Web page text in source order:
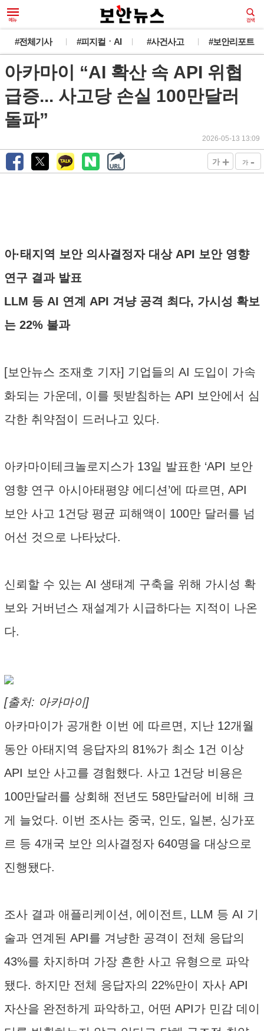
#전체기사 #피지컬ㆍAI #사건사고 #보안리포트
아카마이 “AI 확산 속 API 위협
급증... 사고당 손실 100만달러
돌파”
2026-05-13 13:09
가 + 가 -
아·태지역 보안 의사결정자 대상 API 보안 영향
연구 결과 발표
LLM 등 AI 연계 API 겨냥 공격 최다, 가시성 확보
는 22% 불과
[보안뉴스 조재호 기자] 기업들의 AI 도입이 가속
화되는 가운데, 이를 뒷받침하는 API 보안에서 심
각한 취약점이 드러나고 있다.
아카마이테크놀로지스가 13일 발표한 ‘API 보안
영향 연구 아시아태평양 에디션’에 따르면, API
보안 사고 1건당 평균 피해액이 100만 달러를 넘
어선 것으로 나타났다.
신뢰할 수 있는 AI 생태계 구축을 위해 가시성 확
보와 거버넌스 재설계가 시급하다는 지적이 나온
다.
[출처: 아카마이]
아카마이가 공개한 이번 에 따르면, 지난 12개월
동안 아태지역 응답자의 81%가 최소 1건 이상
API 보안 사고를 경험했다. 사고 1건당 비용은
100만달러를 상회해 전년도 58만달러에 비해 크
게 늘었다. 이번 조사는 중국, 인도, 일본, 싱가포
르 등 4개국 보안 의사결정자 640명을 대상으로
진행됐다.
조사 결과 애플리케이션, 에이전트, LLM 등 AI 기
술과 연계된 API를 겨냥한 공격이 전체 응답의
43%를 차지하며 가장 흔한 사고 유형으로 파악
됐다. 하지만 전체 응답자의 22%만이 자사 API
자산을 완전하게 파악하고, 어떤 API가 민감 데이